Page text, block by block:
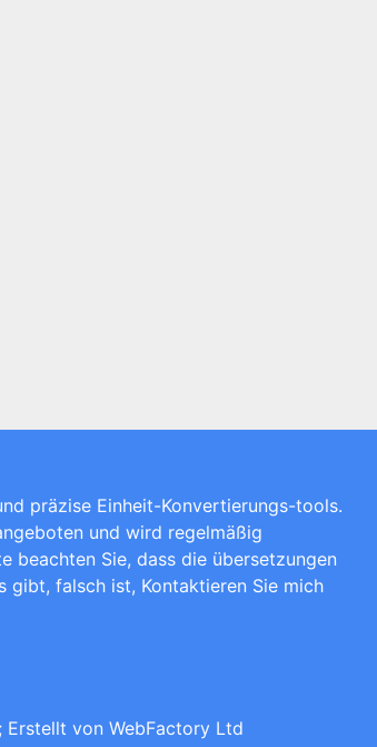
präzise Einheit-Konvertierungs-tools.
und wird regelmäßig
beachten Sie, dass die übersetzungen
gibt, falsch ist, Kontaktieren Sie mich
; Erstellt von WebFactory Ltd